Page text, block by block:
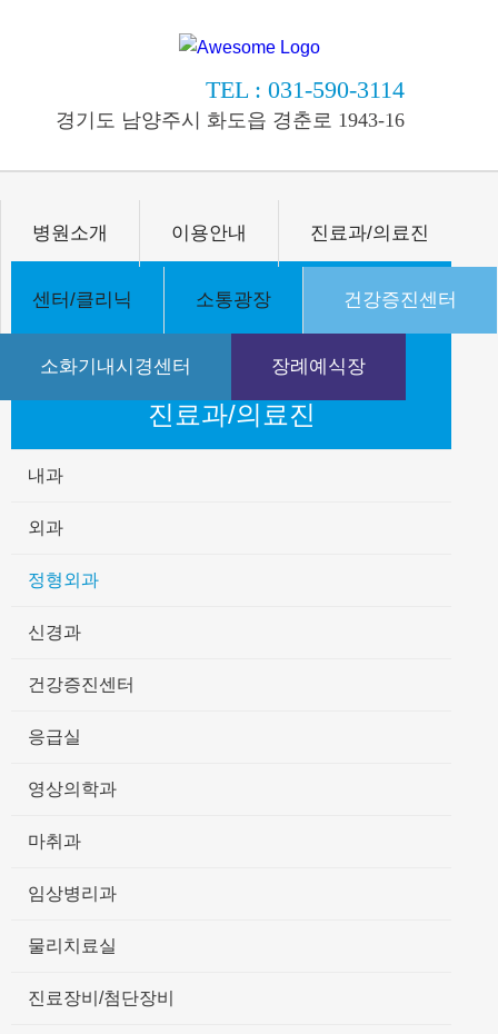
TEL : 031-590-3114
경기도 남양주시 화도읍 경춘로 1943-16
병원소개 이용안내 진료과/의료진
센터/클리닉 소통광장 건강증진센터
소화기내시경센터 장례예식장
진료과/의료진
내과
외과
정형외과
신경과
건강증진센터
응급실
영상의학과
마취과
임상병리과
물리치료실
진료장비/첨단장비